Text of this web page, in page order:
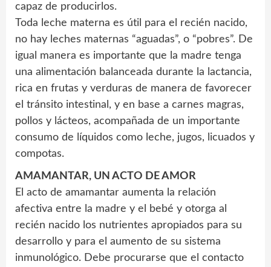
capaz de producirlos.
Toda leche materna es útil para el recién nacido,
no hay leches maternas “aguadas”, o “pobres”. De
igual manera es importante que la madre tenga
una alimentación balanceada durante la lactancia,
rica en frutas y verduras de manera de favorecer
el tránsito intestinal, y en base a carnes magras,
pollos y lácteos, acompañada de un importante
consumo de líquidos como leche, jugos, licuados y
compotas.
AMAMANTAR, UN ACTO DE AMOR
El acto de amamantar aumenta la relación
afectiva entre la madre y el bebé y otorga al
recién nacido los nutrientes apropiados para su
desarrollo y para el aumento de su sistema
inmunológico. Debe procurarse que el contacto